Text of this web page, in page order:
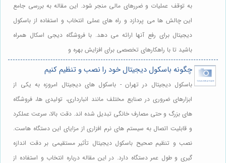
به توقف عملیات و ضررهای مالی منجر شود. این مقاله به بررسی جامع
این چالش ها می پردازد و راه های عملی انتخاب و استفاده از باسکول
دیجیتال برای رفع آنها ارائه می دهد. با فروشگاه دیجی اسکال همراه
باشید تا با راهکارهای تخصصی برای افزایش بهره و
چگونه باسکول دیجیتال خود را نصب و تنظیم کنیم
باسکول دیجیتال در تهران - باسکول های دیجیتال امروزه به یکی از
ابزارهای ضروری در صنایع مختلف مانند انبارداری، تولیدی ها، فروشگاه
های بزرگ و حتی مصارف خانگی تبدیل شده اند. دقت بالا، سرعت عملکرد
و قابلیت اتصال به سیستم های نرم افزاری از مزایای این دستگاه هاست.
نصب و تنظیم صحیح باسکول دیجیتال تأثیر مستقیمی بر دقت اندازه
گیری و طول عمر دستگاه دارد. در این مقاله درباره انتخاب و استفاده از